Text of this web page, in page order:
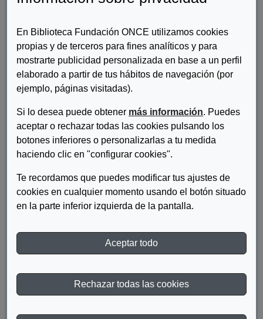
En Biblioteca Fundación ONCE utilizamos cookies
propias y de terceros para fines analíticos y para
mostrarte publicidad personalizada en base a un perfil
elaborado a partir de tus hábitos de navegación (por
ejemplo, páginas visitadas).
Si lo desea puede obtener más información. Puedes
aceptar o rechazar todas las cookies pulsando los
botones inferiores o personalizarlas a tu medida
haciendo clic en "configurar cookies".
Te recordamos que puedes modificar tus ajustes de
cookies en cualquier momento usando el botón situado
en la parte inferior izquierda de la pantalla.
Aceptar todo
Rechazar todas las cookies
¿Qué hacer si ingresa una persona
con sordoceguera?
¿Qué le pasa a papá?
Rodríguez Alonso, Rosa María
¿Qué libros hay de lectura fácil?
Plena Inclusión